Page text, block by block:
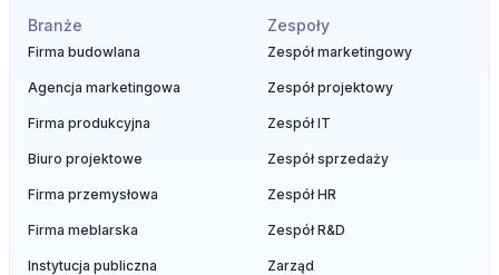
Branże
Firma budowlana
Agencja marketingowa
Firma produkcyjna
Biuro projektowe
Firma przemysłowa
Firma meblarska
Instytucja publiczna
Zespoły
Zespół marketingowy
Zespół projektowy
Zespół IT
Zespół sprzedaży
Zespół HR
Zespół R&D
Zarząd